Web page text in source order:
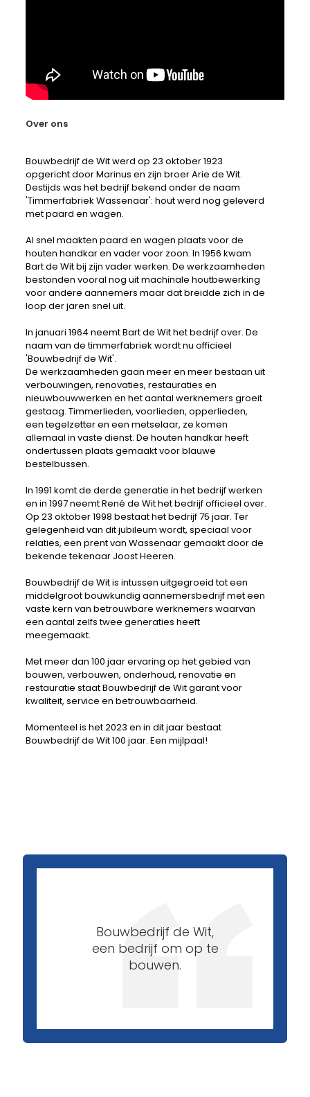
Over ons
Bouwbedrijf de Wit werd op 23 oktober 1923
opgericht door Marinus en zijn broer Arie de Wit.
Destijds was het bedrijf bekend onder de naam
'Timmerfabriek Wassenaar': hout werd nog geleverd
met paard en wagen.
Al snel maakten paard en wagen plaats voor de
houten handkar en vader voor zoon. In 1956 kwam
Bart de Wit bij zijn vader werken. De werkzaamheden
bestonden vooral nog uit machinale houtbewerking
voor andere aannemers maar dat breidde zich in de
loop der jaren snel uit.
In januari 1964 neemt Bart de Wit het bedrijf over. De
naam van de timmerfabriek wordt nu officieel
'Bouwbedrijf de Wit'.
De werkzaamheden gaan meer en meer bestaan uit
verbouwingen, renovaties, restauraties en
nieuwbouwwerken en het aantal werknemers groeit
gestaag. Timmerlieden, voorlieden, opperlieden,
een tegelzetter en een metselaar, ze komen
allemaal in vaste dienst. De houten handkar heeft
ondertussen plaats gemaakt voor blauwe
bestelbussen.
In 1991 komt de derde generatie in het bedrijf werken
en in 1997 neemt René de Wit het bedrijf officieel over.
Op 23 oktober 1998 bestaat het bedrijf 75 jaar. Ter
gelegenheid van dit jubileum wordt, speciaal voor
relaties, een prent van Wassenaar gemaakt door de
bekende tekenaar Joost Heeren.
Bouwbedrijf de Wit is intussen uitgegroeid tot een
middelgroot bouwkundig aannemersbedrijf met een
vaste kern van betrouwbare werknemers waarvan
een aantal zelfs twee generaties heeft
meegemaakt.
Met meer dan 100 jaar ervaring op het gebied van
bouwen, verbouwen, onderhoud, renovatie en
restauratie staat Bouwbedrijf de Wit garant voor
kwaliteit, service en betrouwbaarheid.
Momenteel is het 2023 en in dit jaar bestaat
Bouwbedrijf de Wit 100 jaar. Een mijlpaal!
Bouwbedrijf de Wit,
een bedrijf om op te
bouwen.